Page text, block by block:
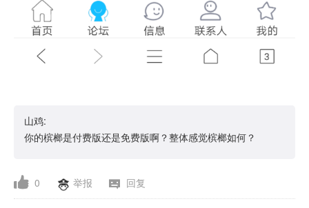
山鸡:
你的槟榔是付费版还是免费版啊？整体感觉槟榔如何？
0 举报 回复